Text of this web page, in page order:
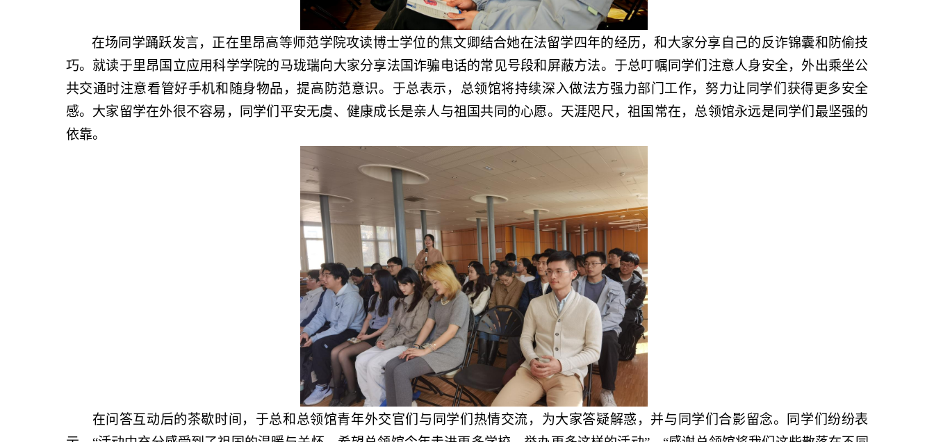
在场同学踊跃发言，正在里昂高等师范学院攻读博士学位的焦文卿结合她在法留学四年的经历，和大家分享自己的反诈锦囊和防偷技
巧。就读于里昂国立应用科学学院的马珑瑞向大家分享法国诈骗电话的常见号段和屏蔽方法。于总叮嘱同学们注意人身安全，外出乘坐公
共交通时注意看管好手机和随身物品，提高防范意识。于总表示，总领馆将持续深入做法方强力部门工作，努力让同学们获得更多安全
感。大家留学在外很不容易，同学们平安无虞、健康成长是亲人与祖国共同的心愿。天涯咫尺，祖国常在，总领馆永远是同学们最坚强的
依靠。
在问答互动后的茶歇时间，于总和总领馆青年外交官们与同学们热情交流，为大家答疑解惑，并与同学们合影留念。同学们纷纷表